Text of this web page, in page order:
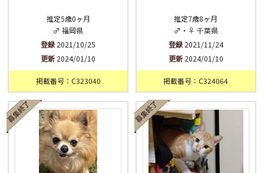
推定5歳0ヶ月
♂ 福岡県
登録 2021/10/25
更新 2024/01/10
掲載番号：C323040
推定7歳8ヶ月
♂・♀ 千葉県
登録2021/11/24
更新2024/01/10
掲載番号：C324064